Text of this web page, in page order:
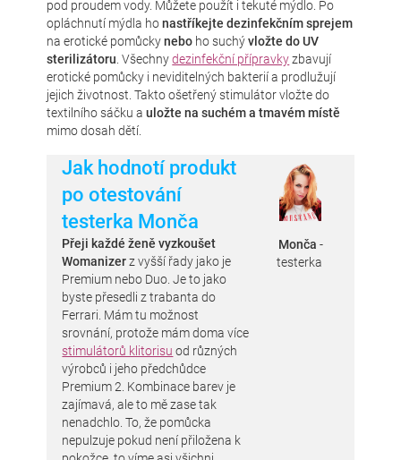
pod proudem vody. Můžete použít i tekuté mýdlo. Po
opláchnutí mýdla honastříkejte dezinfekčním sprejem
na erotické pomůckynebo ho suchývložte do UV
sterilizátoru. Všechnydezinfekční přípravkyzbavují
erotické pomůcky i neviditelných bakterií a prodlužují
jejich životnost. Takto ošetřený stimulátor vložte do
textilního sáčku auložte na suchém a tmavém místě
mimo dosah dětí.
Jak hodnotí produkt
po otestování
testerka Monča
Přeji každé ženě vyzkoušet
Womanizerz vyšší řady jako je
Premium nebo Duo. Je to jako
byste přesedli z trabanta do
Ferrari. Mám tu možnost
srovnání, protože mám doma více
stimulátorů klitorisu od různých
výrobců i jeho předchůdce
Premium 2. Kombinace barev je
zajímavá, ale to mě zase tak
nenadchlo. To, že pomůcka
nepulzuje pokud není přiložena k
Monča -
testerka